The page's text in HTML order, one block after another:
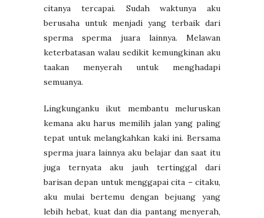
citanya tercapai. Sudah waktunya aku
berusaha untuk menjadi yang terbaik dari
sperma sperma juara lainnya. Melawan
keterbatasan walau sedikit kemungkinan aku
taakan menyerah untuk menghadapi
semuanya.
Lingkunganku ikut membantu meluruskan
kemana aku harus memilih jalan yang paling
tepat untuk melangkahkan kaki ini. Bersama
sperma juara lainnya aku belajar dan saat itu
juga ternyata aku jauh tertinggal dari
barisan depan untuk menggapai cita – citaku,
aku mulai bertemu dengan bejuang yang
lebih hebat, kuat dan dia pantang menyerah,